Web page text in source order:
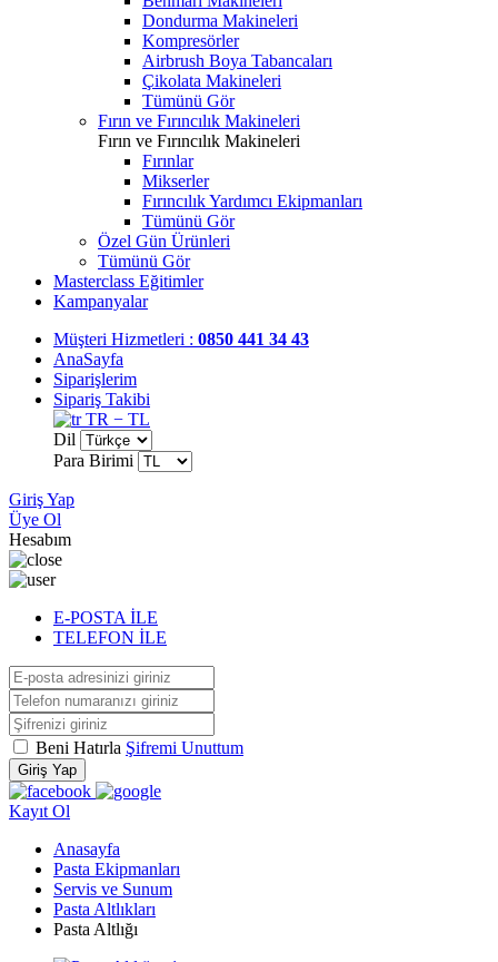
Dondurma Makineleri
Kompresörler
Airbrush Boya Tabancaları
Çikolata Makineleri
Tümünü Gör
Fırın ve Fırıncılık Makineleri
Fırın ve Fırıncılık Makineleri
Fırınlar
Mikserler
Fırıncılık Yardımcı Ekipmanları
Tümünü Gör
Özel Gün Ürünleri
Tümünü Gör
Masterclass Eğitimler
Kampanyalar
Müşteri Hizmetleri : 0850 441 34 43
AnaSayfa
Siparişlerim
Sipariş Takibi
TR − TL
Dil
Para Birimi
Giriş Yap
Üye Ol
Hesabım
E-POSTA İLE
TELEFON İLE
Beni Hatırla Şifremi Unuttum
Giriş Yap
Kayıt Ol
Anasayfa
Pasta Ekipmanları
Servis ve Sunum
Pasta Altlıkları
Pasta Altlığı